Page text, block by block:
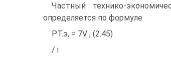
Частный технико-
определяется по формуле
РТ.э, = 7V , (2.45)
/ і